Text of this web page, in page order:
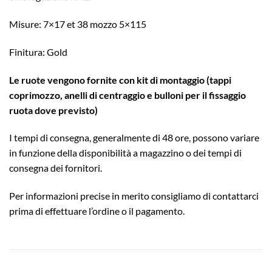
Misure: 7×17 et 38 mozzo 5×115
Finitura: Gold
Le ruote vengono fornite con kit di montaggio (tappi
coprimozzo, anelli di centraggio e bulloni per il fissaggio
ruota dove previsto)
I tempi di consegna, generalmente di 48 ore, possono variare
in funzione della disponibilità a magazzino o dei tempi di
consegna dei fornitori.
Per informazioni precise in merito consigliamo di contattarci
prima di effettuare l’ordine o il pagamento.